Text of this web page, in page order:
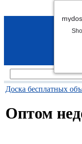
Доска бесплатных
Оптом